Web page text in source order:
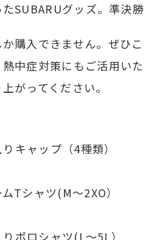
SUBARUグッズ。準決勝
購入できません。ぜひこ
中症対策にもご活用いた
がってください。
りキャップ（4種類）
ムTシャツ(M～2XO）
りポロシャツ(L～5L）